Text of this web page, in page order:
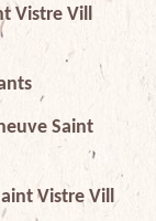
Vistre Vill
Saint
Vistre Vill